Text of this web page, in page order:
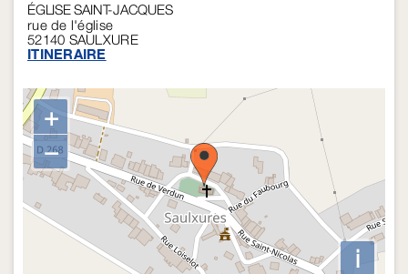
ÉGLISE SAINT-JACQUES
rue de l'église
52140 SAULXURE
ITINERAIRE
+
−
i